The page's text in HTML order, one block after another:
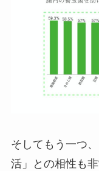
そしてもう一つ
活」との相性も